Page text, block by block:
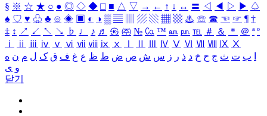
§ ※ ☆ ★ ○ ● ◎ ◇ ◆ □ ■ △ ▽ → ← ↑ ↓ ↔ 〓 ◁ ◀ ▷ ▶ ♤
♠ ♡ ♥ ♧ ♣ ⊙ ◈ ▣ ◐ ◑ ▒ ▤ ▨ ▧ ▦ ▩ ♨ ☏ ☎ ☜ ☞ ¶ †
‡ ↕ ↗ ↙ ↖ ↘ ♭ ♩ ♪ ♬ ㉿ ㈜ № ㏇ ™ ㏂ ㏘ ℡ ＃ ＆ ＊ ＠ ª º
ⅰ
ⅱ ⅲ ⅳ ⅴ ⅵ ⅶ ⅷ ⅸ ⅹ Ⅳ Ⅴ Ⅵ Ⅶ Ⅷ Ⅸ Ⅹ
ب ت ث ج ح خ د ذ ر ز س ش ص ض ط ظ ع غ ف ق ک ل م ن ه
و ی
닫기